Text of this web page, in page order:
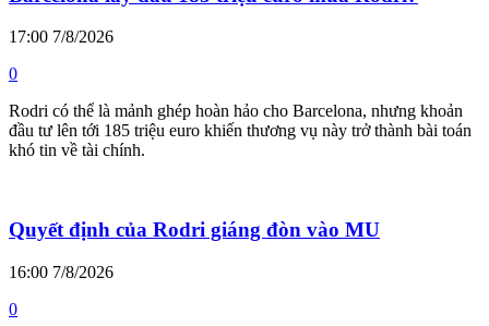
17:00 7/8/2026
0
Rodri có thể là mảnh ghép hoàn hảo cho Barcelona, nhưng khoản
đầu tư lên tới 185 triệu euro khiến thương vụ này trở thành bài toán
khó tin về tài chính.
Quyết định của Rodri giáng đòn vào MU
16:00 7/8/2026
0